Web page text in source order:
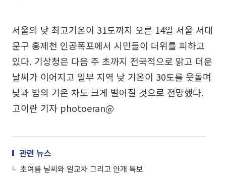
서울의 낮 최고기온이 31도까지 오른 14일 서울 서대
문구 홍제천 인공폭포에서 시민들이 더위를 피하고
있다. 기상청은 다음 주 초까지 전국적으로 맑고 더운
날씨가 이어지고 일부 지역 낮 기온이 30도를 웃돌며
낮과 밤의 기온 차도 크게 벌어질 것으로 전망했다.
고이란 기자 photoeran@
관련 뉴스
초여름 날씨와 일교차 그리고 안개 특보